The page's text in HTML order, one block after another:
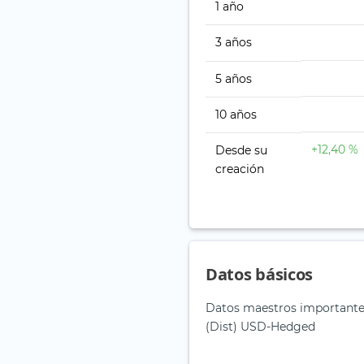
1 año
3 años
5 años
10 años
Desde su
creación
+12,40 %
Datos básicos
Datos maestros
(Dist) USD-Hedged